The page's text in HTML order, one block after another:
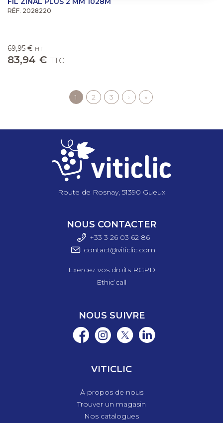
RÉF. 2028220
69,95 € HT
83,94 € TTC
Page
courante
1 Page
2 Page
3 Page
suivante
› Dernière
page
»
Route de Rosnay, 51390 Gueux
NOUS CONTACTER
+33 3 26 03 62 86
contact@viticlic.com
Exercez vos droits RGPD
Ethic’call
NOUS SUIVRE
VITICLIC
À propos de nous
Trouver un magasin
Nos catalogues